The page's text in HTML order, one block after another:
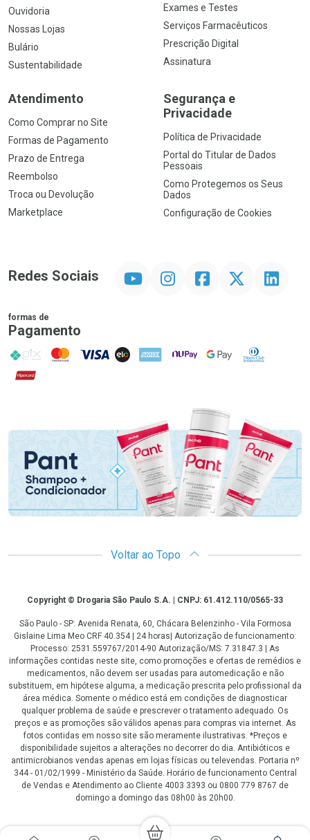
Ouvidoria
Nossas Lojas
Bulário
Sustentabilidade
Exames e Testes
Serviços Farmacêuticos
Prescrição Digital
Assinatura
Atendimento
Como Comprar no Site
Formas de Pagamento
Prazo de Entrega
Reembolso
Troca ou Devolução
Marketplace
Segurança e
Privacidade
Política de Privacidade
Portal do Titular de Dados
Pessoais
Como Protegemos os Seus
Dados
Configuração de Cookies
Redes Sociais InstagramFacebookTwitter Linkedin
formas de
Pagamento
PIX MasterCard
VISA ELO AMEX NuPay Google PayDiners Club
Hipercard
Promoção em Destaque
Voltar ao Topo
CopyrightCopyright © Drogaria São Paulo S.A. | CNPJ: 61.412.110/0565-33
São Paulo - SP: Avenida Renata, 60, Chácara Belenzinho - Vila Formosa
Gislaine Lima Meo CRF 40.354 | 24 horas| Autorização de funcionamento:
Processo: 2531.559767/2014-90 Autorização/MS: 7.31847.3 | As
informações contidas neste site, como promoções e ofertas de remédios e
medicamentos, não devem ser usadas para automedicação e não
substituem, em hipótese alguma, a medicação prescrita pelo profissional da
área médica. Somente o médico está em condições de diagnosticar
qualquer problema de saúde e prescrever o tratamento adequado. Os
preços e as promoções são válidos apenas para compras via internet. As
fotos contidas em nosso site são meramente ilustrativas. *Preços e
disponibilidade sujeitos a alterações no decorrer do dia. Antibióticos e
antimicrobianos vendas apenas em lojas físicas ou televendas. Portaria nº
344 - 01/02/1999 - Ministério da Saúde. Horário de funcionamento Central
de Vendas e Atendimento ao Cliente 4003 3393 ou 0800 779 8767 de
domingo a domingo das 08h00 às 20h00.
LGPD Aceite os Cookies